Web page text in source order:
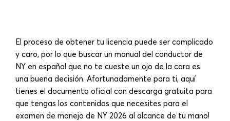
El proceso de obtener tu licencia puede ser complicado
y caro, por lo que buscar un manual del conductor de
NY en español que no te cueste un ojo de la cara es
una buena decisión. Afortunadamente para ti, aquí
tienes el documento oficial con descarga gratuita para
que tengas los contenidos que necesites para el
examen de manejo de NY 2026 al alcance de tu mano!